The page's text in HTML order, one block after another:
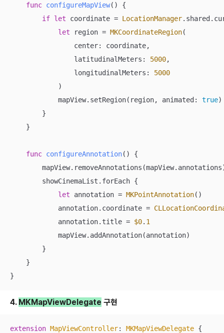
func configureMapView()
{
if let coordinate = LocationManager
let region = MKCoordinateRegion(
                center: coordinate,
                latitudinalMeters:
5000,
                longitudinalMeters:
5000
            )
            mapView.setRegion(region, animated:
true)
        }
    }
func configureAnnotation()
{
        showCinemaList.forEach {
let annotation = MKPointAnnotation()
            annotation.coordinate
=
            annotation.title
= $0. 1
            mapView.addAnnotation(annotation)
        }
    }
}
4. MKMapViewDelegate 구현
extension MapViewController: MKMapViewDelegate {